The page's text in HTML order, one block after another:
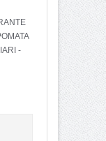
-